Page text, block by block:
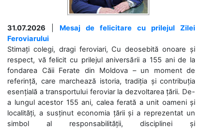
31.07.2026
Mesaj de felicitare cu prilejul Zilei
Feroviarului
Stimați colegi, dragi feroviari, Cu deosebită onoare și
respect, vă felicit cu prilejul aniversării a 155 ani de la
fondarea Căii Ferate din Moldova – un moment de
referință, care marchează istoria, tradiția și contribuția
esențială a transportului feroviar la dezvoltarea țării. De-
a lungul acestor 155 ani, calea ferată a unit oameni și
localități, a susținut economia țării și a reprezentat un
simbol al responsabilității, disciplinei și